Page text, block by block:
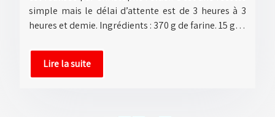
simple mais le délai d’attente est de 3 heures à 3
heures et demie. Ingrédients : 370 g de farine. 15 g…
Lire la suite